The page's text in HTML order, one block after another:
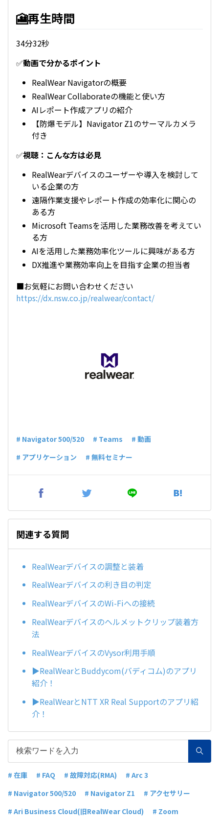
🎦再生時間
34分32秒
✅動画で分かるポイント
RealWear Navigatorの概要
RealWear Collaborateの機能と使い方
AIレポート作成アプリの紹介
【防爆モデル】Navigator Z1のサーマルカメラ
付き
✅視聴：こんな方は必見
RealWearデバイスのユーザーや導入を検討して
いる企業の方
遠隔作業支援やレポート作成の効率化に関心の
ある方
Microsoft Teamsを活用した業務改善を考えてい
る方
AIを活用した業務効率化ツールに興味がある方
DX推進や業務効率向上を目指す企業の担当者
■お気軽にお問い合わせください
https://dx.nsw.co.jp/realwear/contact/
# Navigator 500/520 # Teams
# 動画
# アプリケーション
# 無料セミナー
関連する質問
RealWearデバイスの調整と装着
RealWearデバイスの利き目の判定
RealWearデバイスのWi-Fiへの接続
RealWearデバイスのヘルメットクリップ装着方
法
RealWearデバイスのVysor利用手順
▶️RealWearとBuddycom(バディコム)のアプリ
紹介！
▶️RealWearとNTT XR Real Supportのアプリ紹
介！
# 在庫 # FAQ # 故障対応(RMA)
# Arc 3
# Navigator 500/520
# Navigator Z1
# アクセサリー
# Ari Business Cloud(旧RealWear Cloud)
# Zoom